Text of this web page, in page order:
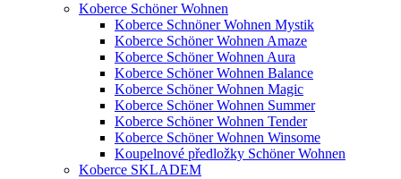
Koberce Schöner Wohnen
Koberce Schnöner Wohnen Mystik
Koberce Schöner Wohnen Amaze
Koberce Schöner Wohnen Aura
Koberce Schöner Wohnen Balance
Koberce Schöner Wohnen Magic
Koberce Schöner Wohnen Summer
Koberce Schöner Wohnen Tender
Koberce Schöner Wohnen Winsome
Koupelnové předložky Schöner Wohnen
Koberce SKLADEM